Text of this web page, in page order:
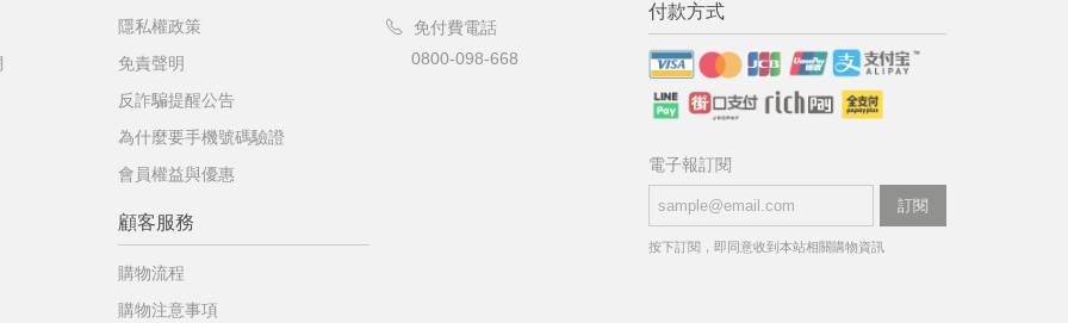
隱私權政策
免責聲明
反詐騙提醒公告
為什麼要手機號碼驗證
會員權益與優惠
顧客服務
購物流程
購物注意事項
免付費電話
0800-098-668
付款方式
電子報訂閱
訂閱
按下訂閱，即同意收到本站相關購物資訊